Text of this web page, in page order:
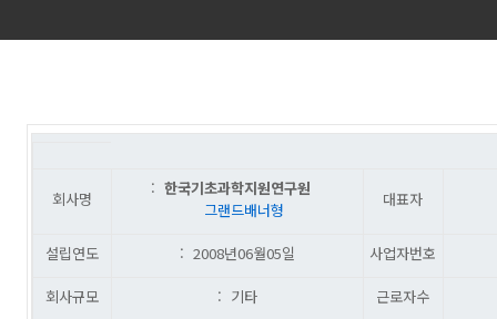
회사명
: 한국기초과학지원연구원
그랜드배너형
대표자
설립연도 : 2008년06월05일 사업자번호
회사규모 : 기타 근로자수